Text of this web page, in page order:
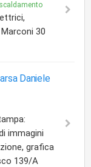
30
Daniele
immagini
grafica
139/A